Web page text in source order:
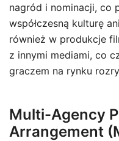
nagród i nominacji, co
współczesną kulturę
również w produkcje
z innymi mediami, co
graczem na rynku
Multi-Agency
Arrangement